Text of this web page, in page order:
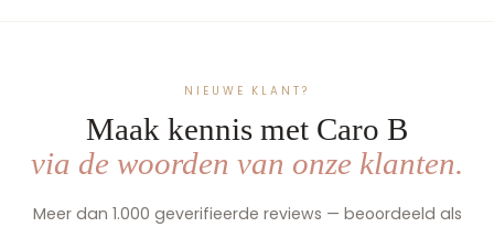
NIEUWE KLANT?
Maak kennis met Caro B
via de woorden van onze klanten.
Meer dan 1.000 geverifieerde reviews — beoordeeld als